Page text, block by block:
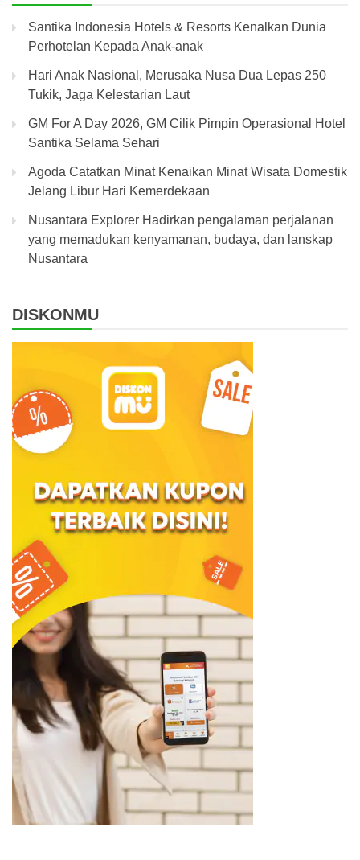
Santika Indonesia Hotels & Resorts Kenalkan Dunia
Perhotelan Kepada Anak-anak
Hari Anak Nasional, Merusaka Nusa Dua Lepas 250
Tukik, Jaga Kelestarian Laut
GM For A Day 2026, GM Cilik Pimpin Operasional Hotel
Santika Selama Sehari
Agoda Catatkan Minat Kenaikan Minat Wisata Domestik
Jelang Libur Hari Kemerdekaan
Nusantara Explorer Hadirkan pengalaman perjalanan
yang memadukan kenyamanan, budaya, dan lanskap
Nusantara
DISKONMU